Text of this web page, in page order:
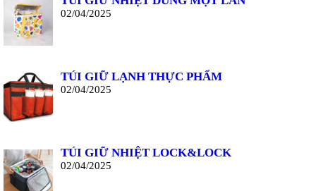
02/04/2025
TÚI GIỮ LẠNH THỰC PHẨM
02/04/2025
TÚI GIỮ NHIỆT LOCK&LOCK
02/04/2025